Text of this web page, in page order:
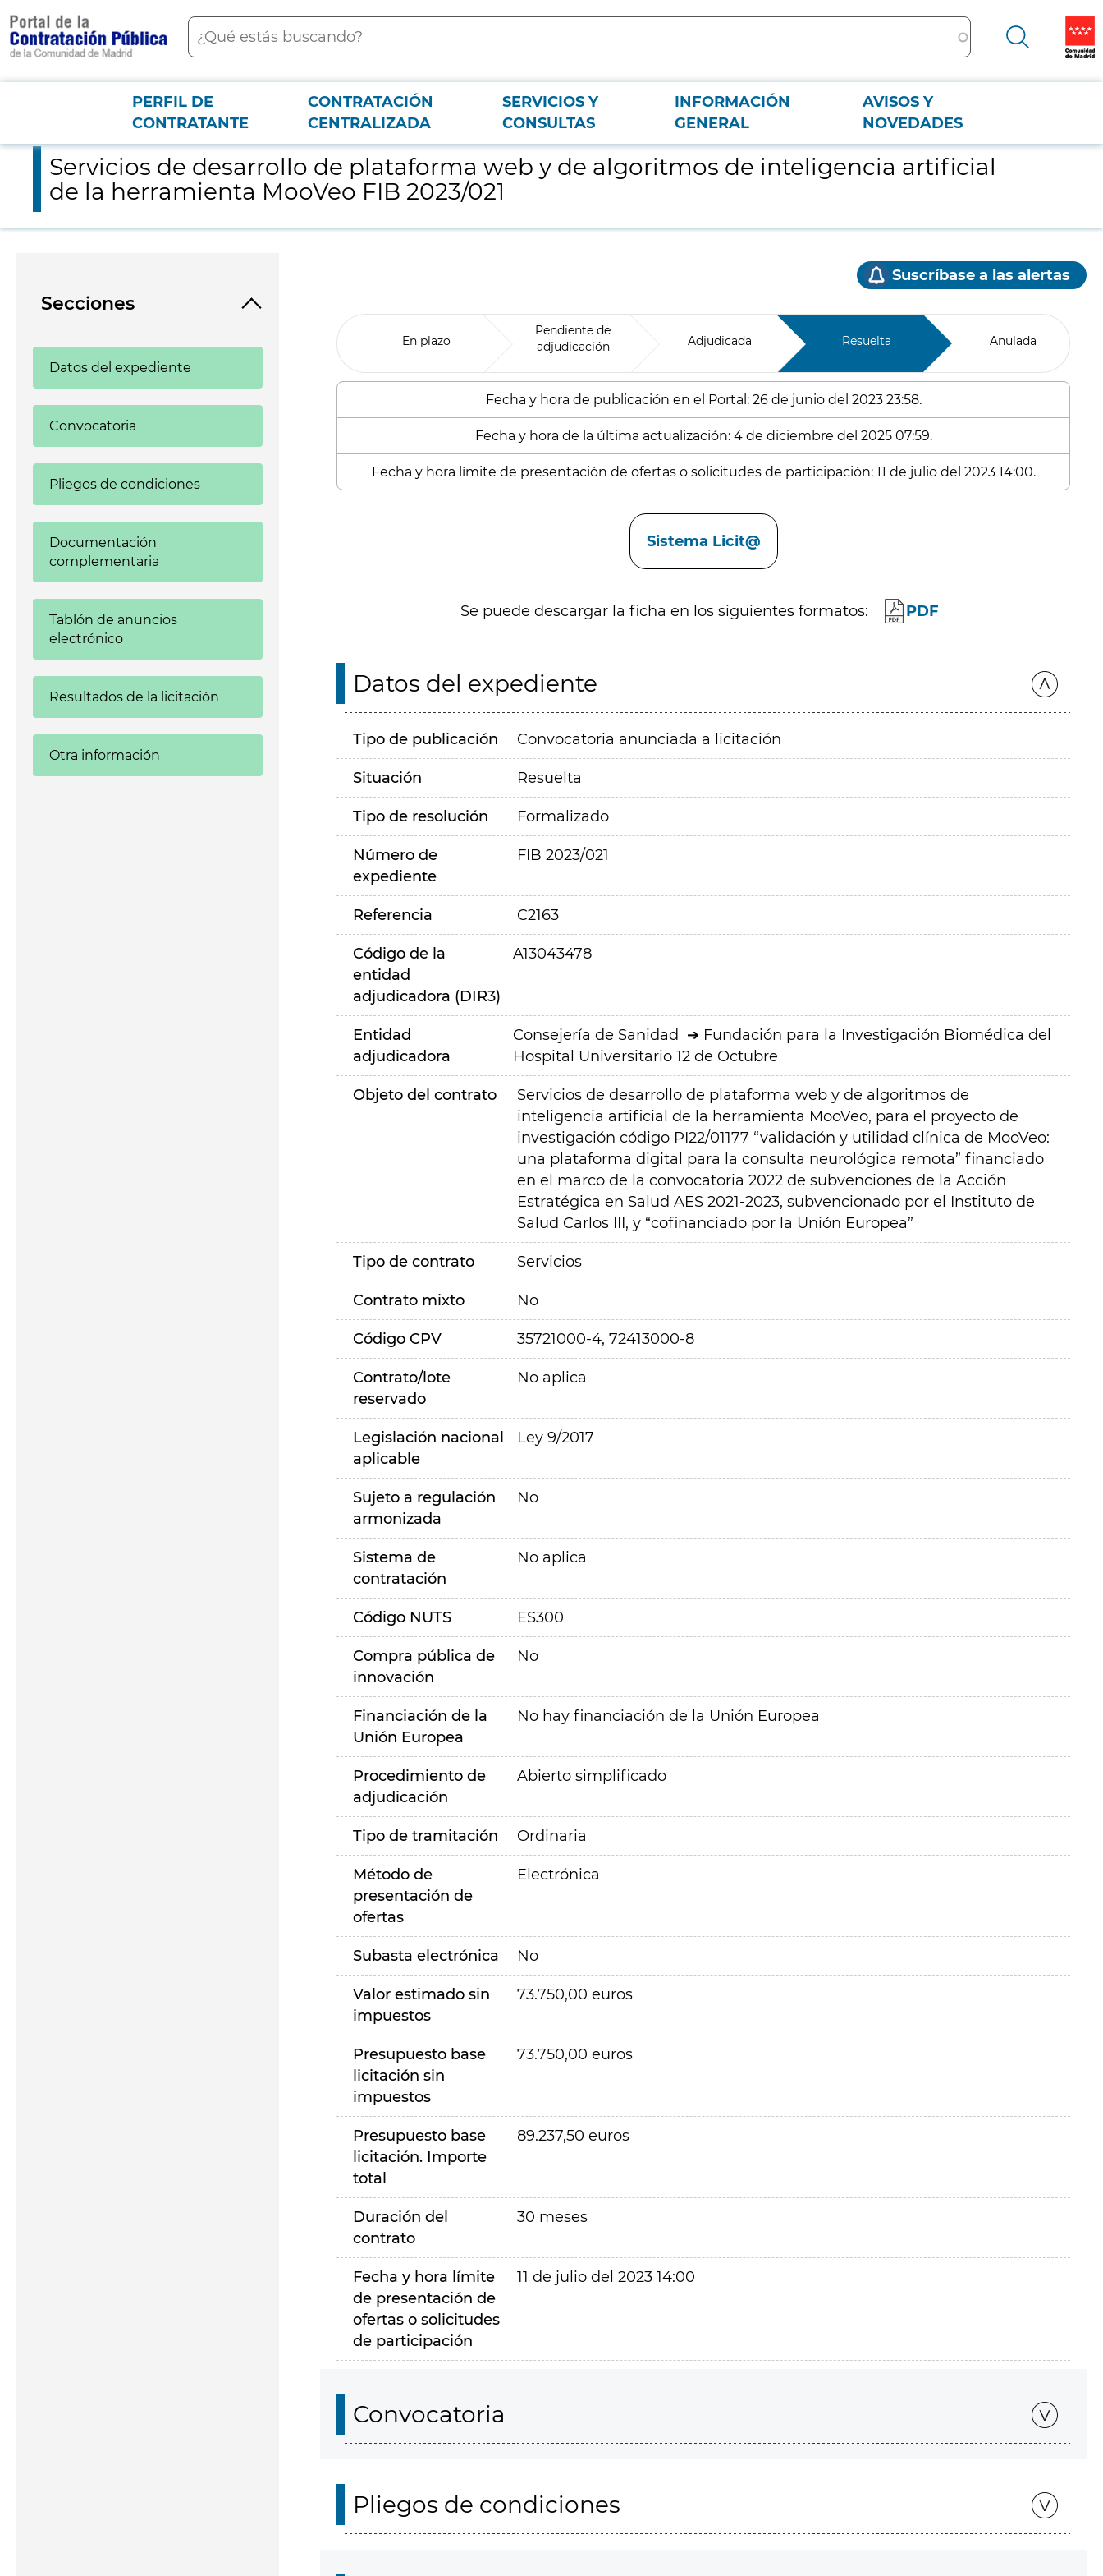
contenido
principal
Buscar
Menú PCON
PERFIL DE
CONTRATANTE
CONTRATACIÓN
CENTRALIZADA
SERVICIOS Y
CONSULTAS
INFORMACIÓN
GENERAL
AVISOS Y
NOVEDADES
Servicios de desarrollo de plataforma web y de algoritmos de inteligencia artificial de la herramienta MooVeo FIB 2023/021
Servicios de desarrollo de plataforma web y de algoritmos de inteligencia artificial
de la herramienta MooVeo FIB 2023/021
Secciones
Datos del expediente
Convocatoria
Pliegos de condiciones
Documentación
complementaria
Tablón de anuncios
electrónico
Resultados de la licitación
Otra información
Suscríbase a las alertas
En plazo
Pendiente de
adjudicación
Adjudicada Resuelta Anulada
Fecha y hora de publicación en el Portal: 26 de junio del 2023 23:58.
Fecha y hora de la última actualización: 4 de diciembre del 2025 07:59.
Fecha y hora límite de presentación de ofertas o solicitudes de participación: 11 de julio del 2023 14:00.
Sistema Licit@
Se puede descargar la ficha en los siguientes formatos: PDF
Datos del expediente
Tipo de publicación Convocatoria anunciada a licitación
Situación Resuelta
Tipo de resolución Formalizado
Número de
expediente
FIB 2023/021
Referencia C2163
Código de la
entidad
adjudicadora (DIR3)
A13043478
Entidad
adjudicadora
Consejería de Sanidad
Fundación para la Investigación Biomédica del
Hospital Universitario 12 de Octubre
Objeto del contrato
Servicios de desarrollo de plataforma web y de algoritmos de
inteligencia artificial de la herramienta MooVeo, para el proyecto de
investigación código PI22/01177 “validación y utilidad cl ínica de MooVeo:
una plataforma digital para la consulta neurol ógica remota” financiado
en el marco de la convocatoria 2022 de subvenciones de la Acción
Estratégica en Salud AES 2021-2023, subvencionado por el Instituto de
Salud Carlos III, y “cofinanciado por la Unión Europea”
Tipo de contrato Servicios
Contrato mixto No
Código CPV 35721000-4, 72413000-8
Contrato/lote
reservado
No aplica
Legislación nacional
aplicable
Ley 9/2017
Sujeto a regulación
armonizada
No
Sistema de
contratación
No aplica
Código NUTS ES300
Compra pública de
innovación
No
Financiación de la
Unión Europea
No hay financiación de la Unión Europea
Procedimiento de
adjudicación
Abierto simplificado
Tipo de tramitación Ordinaria
Método de
presentación de
ofertas
Electrónica
Subasta electrónica No
Valor estimado sin
impuestos
73.750,00 euros
Presupuesto base
licitación sin
impuestos
73.750,00 euros
Presupuesto base
licitación. Importe
total
89.237,50 euros
Duración del
contrato
30 meses
Fecha y hora límite
de presentación de
ofertas o solicitudes
de participación
11 de julio del 2023 14:00
Convocatoria
Pliegos de condiciones